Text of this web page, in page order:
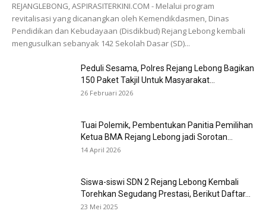
REJANGLEBONG, ASPIRASITERKINI.COM - Melalui program
revitalisasi yang dicanangkan oleh Kemendikdasmen, Dinas
Pendidikan dan Kebudayaan (Disdikbud) Rejang Lebong kembali
mengusulkan sebanyak 142 Sekolah Dasar (SD)...
Peduli Sesama, Polres Rejang Lebong Bagikan
150 Paket Takjil Untuk Masyarakat...
26 Februari 2026
Tuai Polemik, Pembentukan Panitia Pemilihan
Ketua BMA Rejang Lebong jadi Sorotan...
14 April 2026
Siswa-siswi SDN 2 Rejang Lebong Kembali
Torehkan Segudang Prestasi, Berikut Daftar...
23 Mei 2025